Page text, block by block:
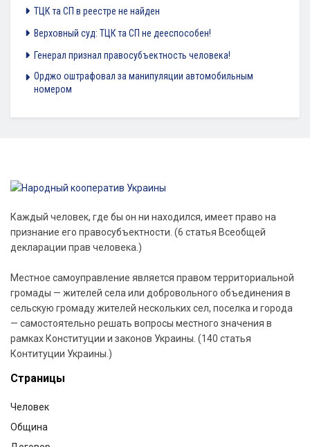
ТЦК та СП в реестре не найден
Верховный суд: ТЦК та СП не дееспособен!
Генерал признал правосубъектность человека!
Орджо оштрафовал за манипуляции автомобильным
номером
Каждый человек, где бы он ни находился, имеет право на
признание его правосубъектности. (6 статья Всеобщей
декларации прав человека.)
Местное самоуправление является правом территориальной
громады — жителей села или добровольного объединения в
сельскую громаду жителей нескольких сел, поселка и города
— самостоятельно решать вопросы местного значения в
рамках Конституции и законов Украины. (140 статья
Контитуции Украины.)
Страницы
Человек
Община